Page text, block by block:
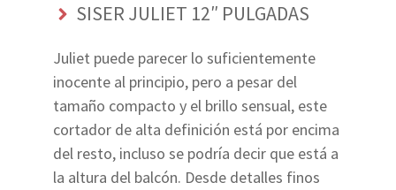
SISER JULIET 12″ PULGADAS
Juliet puede parecer lo suficientemente
inocente al principio, pero a pesar del
tamaño compacto y el brillo sensual, este
cortador de alta definición está por encima
del resto, incluso se podría decir que está a
la altura del balcón. Desde detalles finos